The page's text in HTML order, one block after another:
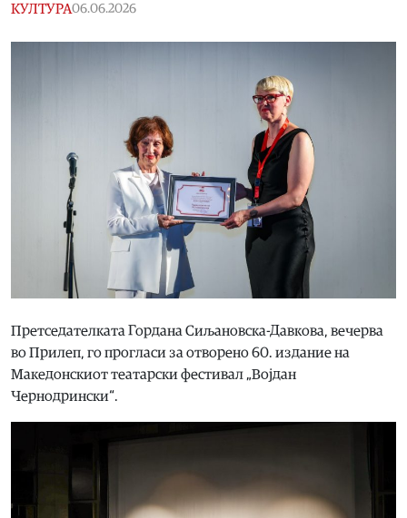
КУЛТУРА06.06.2026
Претседателката Гордана Сиљановска-Давкова, вечерва
во Прилеп, го прогласи за отворено 60. издание на
Македонскиот театарски фестивал „Војдан
Чернодрински“.